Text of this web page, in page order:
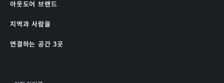
아웃도어 브랜드
지역과 사람을
연결하는 공간 3곳